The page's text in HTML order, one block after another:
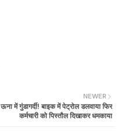
NEWER
ऊना में गुंडागर्दी! बाइक में पेट्रोल डलवाया फिर
कर्मचारी को पिस्तौल दिखाकर धमकाया